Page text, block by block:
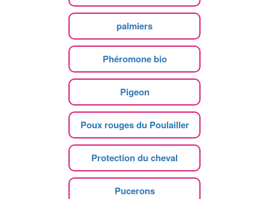
palmiers
Phéromone bio
Pigeon
Poux rouges du Poulailler
Protection du cheval
Pucerons